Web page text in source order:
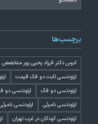
برچسب‌ها
ادرس دکتر فرزاد یحیی پور متخصص
ارتودنسی ثابت دو فک قیمت
ارتودنسی دو فک
ارتودنسی
ارتودنسی نامرئی
ارتودنسی
ارتودنسی کودکان در غرب تهران